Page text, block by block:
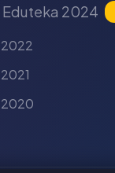
Eduteka 2024
2022
2021
2020